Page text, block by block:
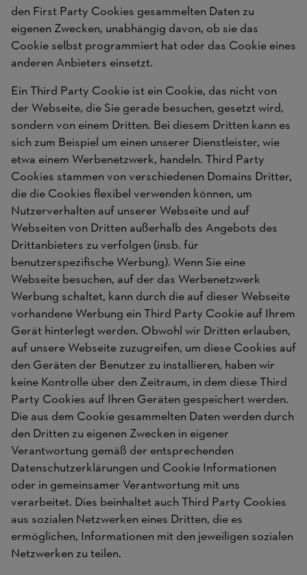
den First Party Cookies gesammelten Daten zu
eigenen Zwecken, unabhängig davon, ob sie das
Cookie selbst programmiert hat oder das Cookie eines
anderen Anbieters einsetzt.
Ein Third Party Cookie ist ein Cookie, das nicht von
der Webseite, die Sie gerade besuchen, gesetzt wird,
sondern von einem Dritten. Bei diesem Dritten kann es
sich zum Beispiel um einen unserer Dienstleister, wie
etwa einem Werbenetzwerk, handeln. Third Party
Cookies stammen von verschiedenen Domains Dritter,
die die Cookies flexibel verwenden können, um
Nutzerverhalten auf unserer Webseite und auf
Webseiten von Dritten außerhalb des Angebots des
Drittanbieters zu verfolgen (insb. für
benutzerspezifische Werbung). Wenn Sie eine
Webseite besuchen, auf der das Werbenetzwerk
Werbung schaltet, kann durch die auf dieser Webseite
vorhandene Werbung ein Third Party Cookie auf Ihrem
Gerät hinterlegt werden. Obwohl wir Dritten erlauben,
auf unsere Webseite zuzugreifen, um diese Cookies auf
den Geräten der Benutzer zu installieren, haben wir
keine Kontrolle über den Zeitraum, in dem diese Third
Party Cookies auf Ihren Geräten gespeichert werden.
Die aus dem Cookie gesammelten Daten werden durch
den Dritten zu eigenen Zwecken in eigener
Verantwortung gemäß der entsprechenden
Datenschutzerklärungen und Cookie Informationen
oder in gemeinsamer Verantwortung mit uns
verarbeitet. Dies beinhaltet auch Third Party Cookies
aus sozialen Netzwerken eines Dritten, die es
ermöglichen, Informationen mit den jeweiligen sozialen
Netzwerken zu teilen.